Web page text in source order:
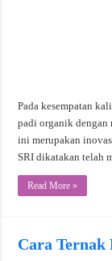
Pada kesempatan
padi organik dengan
ini merupakan
SRI dikatakan telah
Read More »
Cara Ternak